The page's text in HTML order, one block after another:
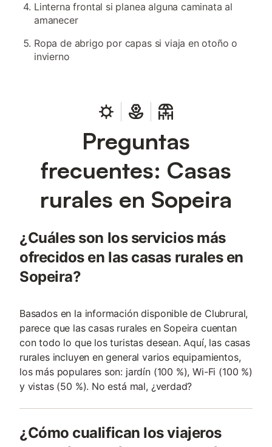
Linterna frontal si planea alguna caminata al
amanecer
Ropa de abrigo por capas si viaja en otoño o
invierno
Preguntas
frecuentes: Casas
rurales en Sopeira
¿Cuáles son los servicios más
ofrecidos en las casas rurales en
Sopeira?
Basados en la información disponible de Clubrural,
parece que las casas rurales en Sopeira cuentan
con todo lo que los turistas desean. Aquí, las casas
rurales incluyen en general varios equipamientos,
los más populares son: jardín (100 %), Wi-Fi (100 %)
y vistas (50 %). No está mal, ¿verdad?
¿Cómo cualifican los viajeros